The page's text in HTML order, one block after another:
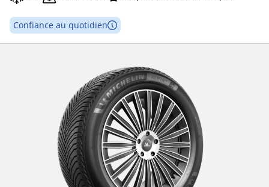
Confiance au quotidien